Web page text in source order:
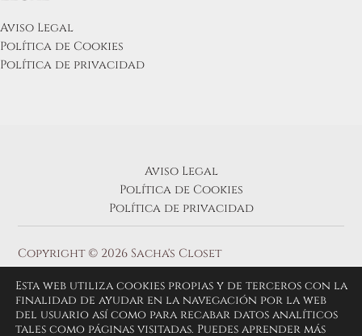
Aviso Legal
Política de Cookies
Política de privacidad
Aviso Legal
Política de Cookies
Política de privacidad
Copyright © 2026 Sacha's Closet
Esta web utiliza cookies propias y de terceros con la
finalidad de ayudar en la navegación por la web
del usuario así como para recabar datos analíticos
tales como páginas visitadas. Puedes aprender más